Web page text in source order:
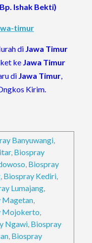
Ishak Bekti)
timur
di Jawa Timur
ke Jawa Timur
di Jawa Timur
Kirim.
Banyuwangi
, Biospray
Biospray
Biospray Kediri
Lumajang
Magetan
Mojokerto
Ngawi Biospray
Biospray